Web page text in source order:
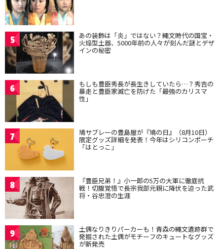
5 あの装飾は「炎」ではない？縄文時代の国宝・
火焔型土器、5000年前の人々が刻んだ謎とデザ
インの秘密
6 もしも豊臣秀長が長生きしていたら…？秀吉の
暴走と豊臣家滅亡を防げた「最強のカリスマ
性」
7 鳩サブレーの豊島屋が『鳩の日』（8月10日）
限定グッズ詳細を発表！今年はシリコンポーチ
「はとっこ」
8 『豊臣兄弟！』小一郎の5万の大軍に徹底抗
戦！切腹覚悟で長宗我部元親に降伏を迫った武
将・谷忠澄の生涯
9 土偶なりきりパーカーも！青森の縄文遺跡群で
発掘された土偶がモチーフのキュートなグッズ
が新発売